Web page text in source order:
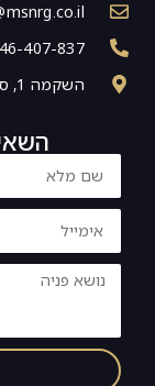
407-837+
השקמה 1, סביון, 60190 ישראל